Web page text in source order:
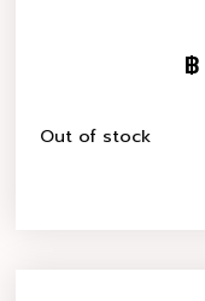
฿
Out of stock